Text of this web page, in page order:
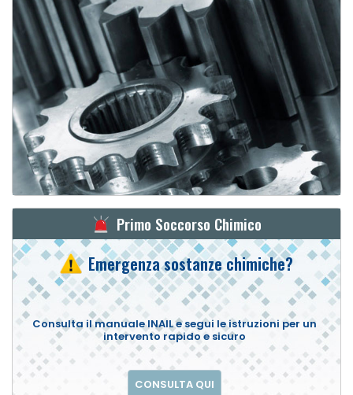
Primo Soccorso Chimico
Emergenza sostanze chimiche?
Consulta il manuale INAIL e segui le istruzioni per un
intervento rapido e sicuro
CONSULTA QUI